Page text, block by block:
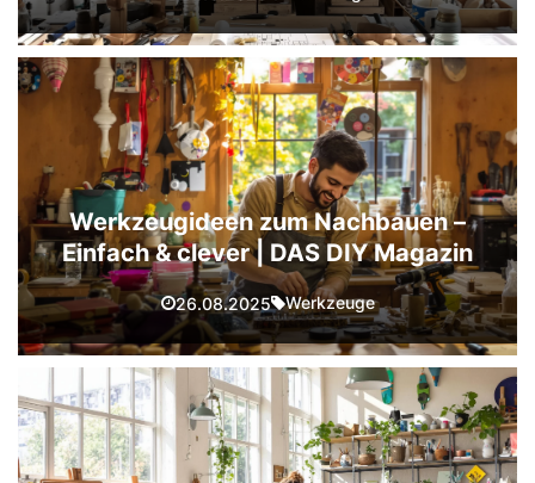
Werkzeugideen zum Nachbauen –
Einfach & clever | DAS DIY Magazin
26.08.2025 Werkzeuge